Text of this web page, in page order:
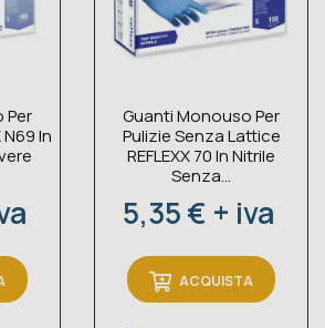
Per
N69 In
Guanti Monouso Per
Pulizie Senza Lattice
REFLEXX 70 In Nitrile
Senza...
Prezzo
5,35 € + iva
ACQUISTA